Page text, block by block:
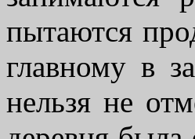
пытаются
главному в
нельзя не